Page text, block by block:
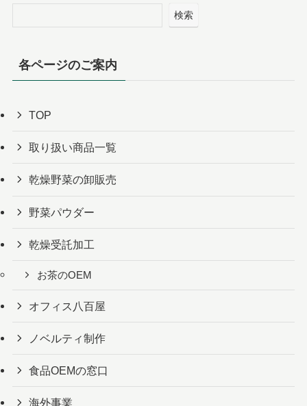
検索
各ページのご案内
TOP
取り扱い商品一覧
乾燥野菜の卸販売
野菜パウダー
乾燥受託加工
お茶のOEM
オフィス八百屋
ノベルティ制作
食品OEMの窓口
海外事業